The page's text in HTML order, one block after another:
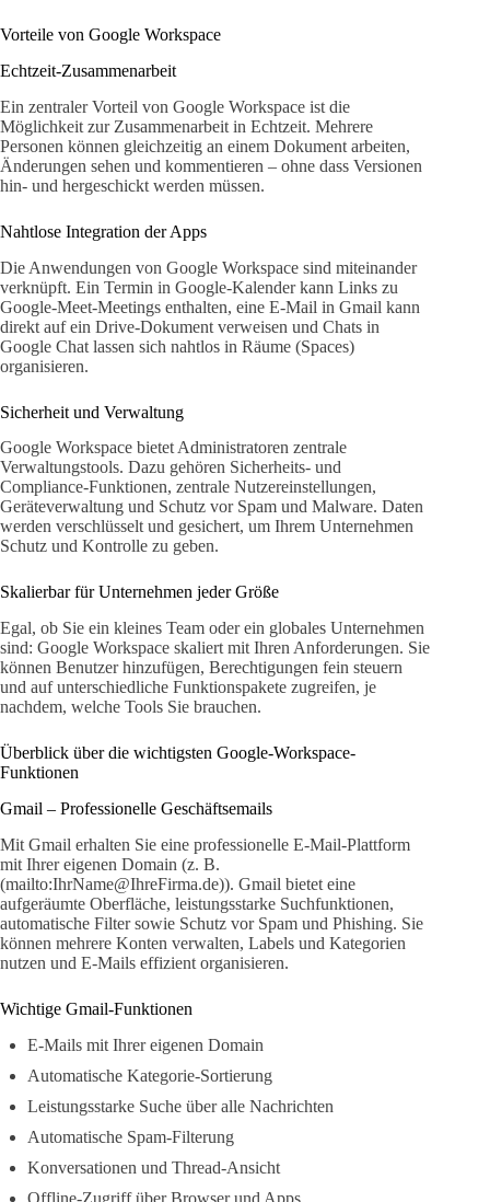
Vorteile von Google Workspace
Echtzeit-Zusammenarbeit
Ein zentraler Vorteil von Google Workspace ist die
Möglichkeit zur Zusammenarbeit in Echtzeit. Mehrere
Personen können gleichzeitig an einem Dokument arbeiten,
Änderungen sehen und kommentieren – ohne dass Versionen
hin- und hergeschickt werden müssen.
Nahtlose Integration der Apps
Die Anwendungen von Google Workspace sind miteinander
verknüpft. Ein Termin in Google-Kalender kann Links zu
Google-Meet-Meetings enthalten, eine E-Mail in Gmail kann
direkt auf ein Drive-Dokument verweisen und Chats in
Google Chat lassen sich nahtlos in Räume (Spaces)
organisieren.
Sicherheit und Verwaltung
Google Workspace bietet Administratoren zentrale
Verwaltungstools. Dazu gehören Sicherheits- und
Compliance-Funktionen, zentrale Nutzereinstellungen,
Geräteverwaltung und Schutz vor Spam und Malware. Daten
werden verschlüsselt und gesichert, um Ihrem Unternehmen
Schutz und Kontrolle zu geben.
Skalierbar für Unternehmen jeder Größe
Egal, ob Sie ein kleines Team oder ein globales Unternehmen
sind: Google Workspace skaliert mit Ihren Anforderungen. Sie
können Benutzer hinzufügen, Berechtigungen fein steuern
und auf unterschiedliche Funktionspakete zugreifen, je
nachdem, welche Tools Sie brauchen.
Überblick über die wichtigsten Google-Workspace-
Funktionen
Gmail – Professionelle Geschäftsemails
Mit Gmail erhalten Sie eine professionelle E-Mail-Plattform
mit Ihrer eigenen Domain (z. B.
(mailto:IhrName@IhreFirma.de)). Gmail bietet eine
aufgeräumte Oberfläche, leistungsstarke Suchfunktionen,
automatische Filter sowie Schutz vor Spam und Phishing. Sie
können mehrere Konten verwalten, Labels und Kategorien
nutzen und E-Mails effizient organisieren.
Wichtige Gmail-Funktionen
E-Mails mit Ihrer eigenen Domain
Automatische Kategorie-Sortierung
Leistungsstarke Suche über alle Nachrichten
Automatische Spam-Filterung
Konversationen und Thread-Ansicht
Offline-Zugriff über Browser und Apps